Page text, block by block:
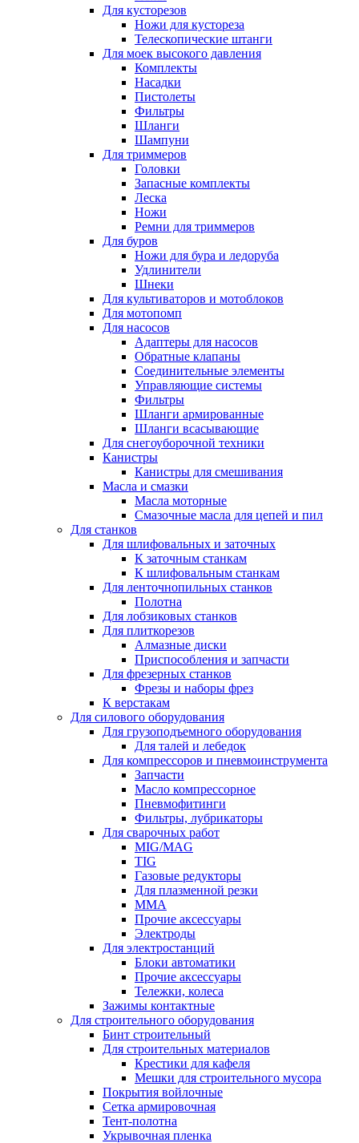
Для кусторезов
Ножи для кустореза
Телескопические штанги
Для моек высокого давления
Комплекты
Насадки
Пистолеты
Фильтры
Шланги
Шампуни
Для триммеров
Головки
Запасные комплекты
Леска
Ножи
Ремни для триммеров
Для буров
Ножи для бура и ледоруба
Удлинители
Шнеки
Для культиваторов и мотоблоков
Для мотопомп
Для насосов
Адаптеры для насосов
Обратные клапаны
Соединительные элементы
Управляющие системы
Фильтры
Шланги армированные
Шланги всасывающие
Для снегоуборочной техники
Канистры
Канистры для смешивания
Масла и смазки
Масла моторные
Смазочные масла для цепей и пил
Для станков
Для шлифовальных и заточных
К заточным станкам
К шлифовальным станкам
Для ленточнопильных станков
Полотна
Для лобзиковых станков
Для плиткорезов
Алмазные диски
Приспособления и запчасти
Для фрезерных станков
Фрезы и наборы фрез
К верстакам
Для силового оборудования
Для грузоподъемного оборудования
Для талей и лебедок
Для компрессоров и пневмоинструмента
Запчасти
Масло компрессорное
Пневмофитинги
Фильтры, лубрикаторы
Для сварочных работ
MIG/MAG
TIG
Газовые редукторы
Для плазменной резки
ММА
Прочие аксессуары
Электроды
Для электростанций
Блоки автоматики
Прочие аксессуары
Тележки, колеса
Зажимы контактные
Для строительного оборудования
Бинт строительный
Для строительных материалов
Крестики для кафеля
Мешки для строительного мусора
Покрытия войлочные
Сетка армировочная
Тент-полотна
Укрывочная пленка